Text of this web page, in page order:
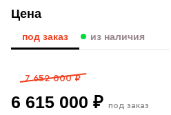
Цена
под заказ из наличия
7 652 000 ₽
6 615 000 ₽ под заказ